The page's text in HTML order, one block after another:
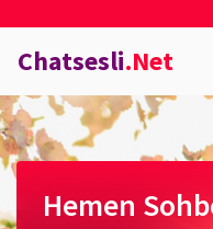
Chatsesli.Net
Hemen